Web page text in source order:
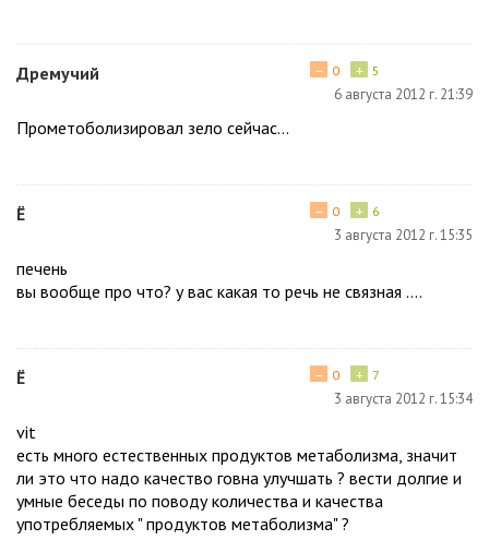
Дремучий + 5
− 0
6 августа 2012 г. 21:39
Прометоболизировал зело сейчас...
Ё + 6
− 0
3 августа 2012 г. 15:35
печень
вы вообще про что? у вас какая то речь не связная ....
Ё + 7
− 0
3 августа 2012 г. 15:34
vit
есть много естественных продуктов метаболизма, значит
ли это что надо качество говна улучшать ? вести долгие и
умные беседы по поводу количества и качества
употребляемых " продуктов метаболизма" ?